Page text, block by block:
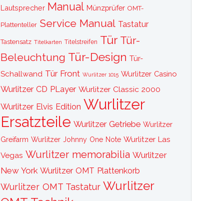
Lautsprecher Manual Münzprüfer OMT-
Plattenteller Service Manual Tastatur
Tastensatz Titelkarten Titelstreifen Tür Tür-
Beleuchtung Tür-Design Tür-
Schallwand Tür Front Wurlitzer 1015 Wurlitzer Casino
Wurlitzer CD PLayer Wurlitzer Classic 2000
Wurlitzer Elvis Edition Wurlitzer
Ersatzteile Wurlitzer Getriebe Wurlitzer
Greifarm Wurlitzer Johnny One Note Wurlitzer Las
Vegas Wurlitzer memorabilia Wurlitzer
New York Wurlitzer OMT Plattenkorb
Wurlitzer OMT Tastatur Wurlitzer